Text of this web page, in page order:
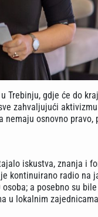
Trebinju, gdje će do
zahvaljujući
osnovno pravo,
iskustva, znanja i
kontinuirano radio na
a posebno su
u lokalnim